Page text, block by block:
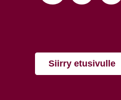
Siirry etusivulle